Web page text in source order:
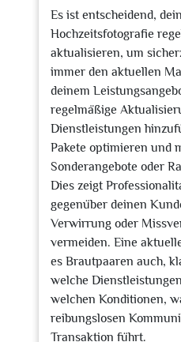
Es ist entscheidend,
Hochzeitsfotografie
aktualisieren, um
immer den aktuellen
deinem
regelmäßige
Dienstleistungen
Pakete optimieren und
Sonderangebote oder
Dies zeigt
gegenüber deinen
Verwirrung oder
vermeiden. Eine
es Brautpaaren auch,
welche
welchen Konditionen,
reibungslosen
Transaktion führt.